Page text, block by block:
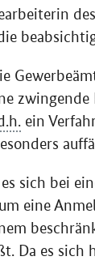
ein
sich bei
eine
Da es sich